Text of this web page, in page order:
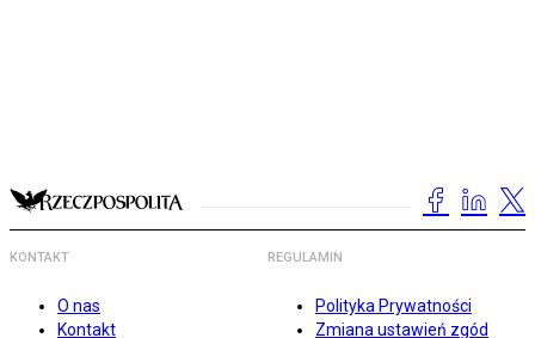
KONTAKT
O nas
Kontakt
REGULAMIN
Polityka Prywatności
Zmiana ustawień zgód